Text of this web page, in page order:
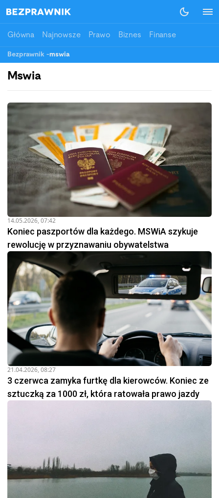
Główna Najnowsze Prawo Biznes Finanse
Bezprawnik -mswia
Mswia
14.05.2026, 07:42
Koniec paszportów dla każdego. MSWiA szykuje
rewolucję w przyznawaniu obywatelstwa
21.04.2026, 08:27
3 czerwca zamyka furtkę dla kierowców. Koniec ze
sztuczką za 1000 zł, która ratowała prawo jazdy